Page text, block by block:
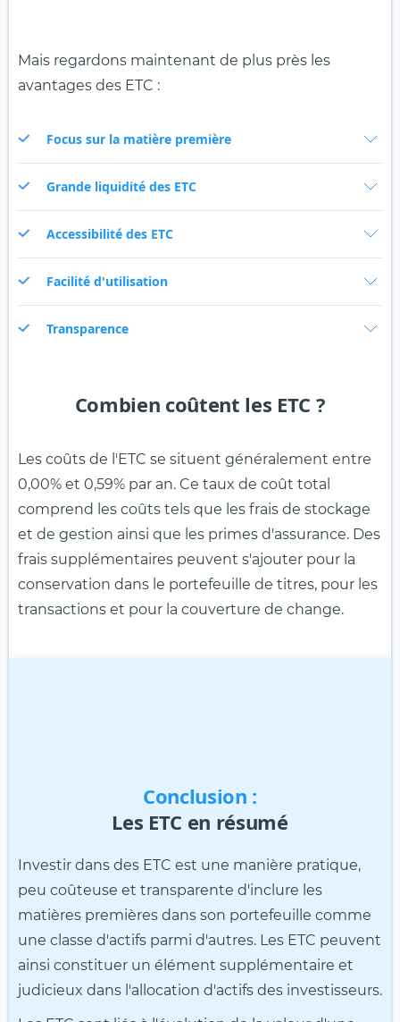
Mais regardons maintenant de plus près les
avantages des ETC :
Focus sur la matière première
Grande liquidité des ETC
Accessibilité des ETC
Facilité d'utilisation
Transparence
Combien coûtent les ETC ?
Les coûts de l'ETC se situent généralement entre
0,00% et 0,59% par an. Ce taux de coût total
comprend les coûts tels que les frais de stockage
et de gestion ainsi que les primes d'assurance. Des
frais supplémentaires peuvent s'ajouter pour la
conservation dans le portefeuille de titres, pour les
transactions et pour la couverture de change.
Conclusion :
Les ETC en résumé
Investir dans des ETC est une manière pratique,
peu coûteuse et transparente d'inclure les
matières premières dans son portefeuille comme
une classe d'actifs parmi d'autres. Les ETC peuvent
ainsi constituer un élément supplémentaire et
judicieux dans l'allocation d'actifs des investisseurs.